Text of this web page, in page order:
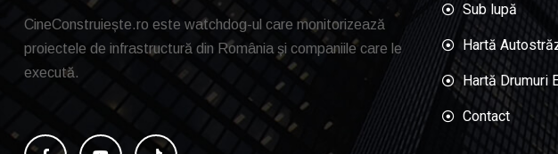
CineConstruiește.ro este watchdog-ul care monitorizează
proiectele de infrastructură din România și companiile care le
execută.
Sub lupă
Hartă
Hartă Drumuri
Contact